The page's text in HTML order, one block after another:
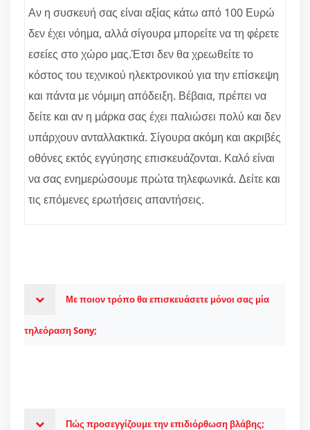
Αν η συσκευή σας είναι αξίας κάτω από 100 Ευρώ
δεν έχει νόημα, αλλά σίγουρα μπορείτε να τη φέρετε
εσείες στο χώρο μας.Έτσι δεν θα χρεωθείτε το
κόστος του τεχνικού ηλεκτρονικού για την επίσκεψη
και πάντα με νόμιμη απόδειξη. Βέβαια, πρέπει να
δείτε και αν η μάρκα σας έχει παλιώσει πολύ και δεν
υπάρχουν ανταλλακτικά. Σίγουρα ακόμη και ακριβές
οθόνες εκτός εγγύησης επισκευάζονται. Καλό είναι
να σας ενημερώσουμε πρώτα τηλεφωνικά. Δείτε και
τις επόμενες ερωτήσεις απαντήσεις.
Με ποιον τρόπο θα επισκευάσετε μόνοι σας μία
τηλεόραση Sony;
Πώς προσεγγίζουμε την επιδιόρθωση βλάβης;